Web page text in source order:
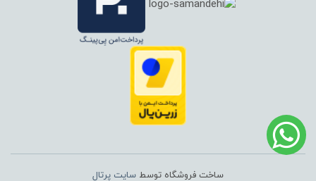
ساخت فروشگاه توسط سایت پرتال